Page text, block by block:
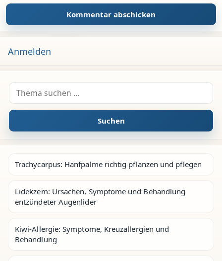
Anmelden
Suche nach:
Suchen
Trachycarpus: Hanfpalme richtig pflanzen und pflegen
Lidekzem: Ursachen, Symptome und Behandlung
entzündeter Augenlider
Kiwi-Allergie: Symptome, Kreuzallergien und
Behandlung